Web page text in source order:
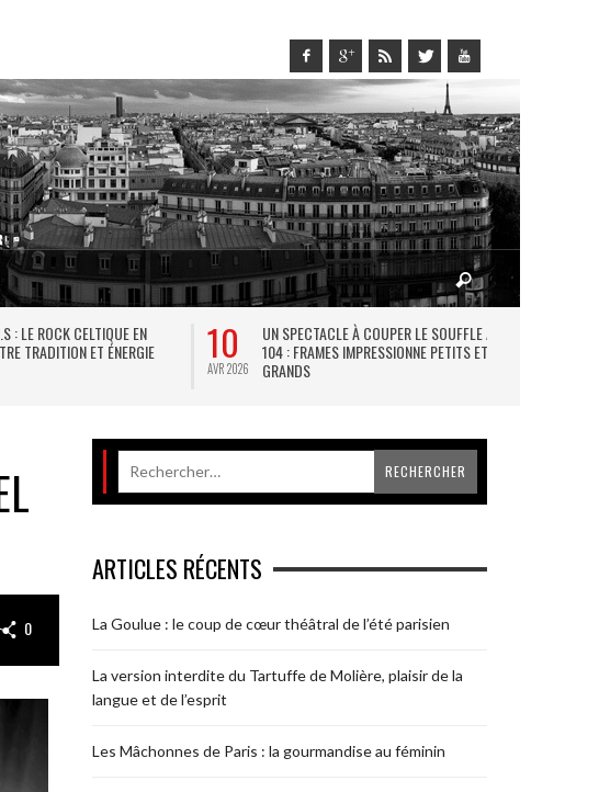
: LE ROCK CELTIQUE EN
TRADITION ET ÉNERGIE
10
AVR 2026
UN SPECTACLE À COUPER LE SOUFFLE AU
104 : FRAMES IMPRESSIONNE PETITS ET
GRANDS
0
ARTICLES RÉCENTS
La Goulue : le coup de cœur théâtral de l’été parisien
La version interdite du Tartuffe de Molière, plaisir de la
langue et de l’esprit
Les Mâchonnes de Paris : la gourmandise au féminin